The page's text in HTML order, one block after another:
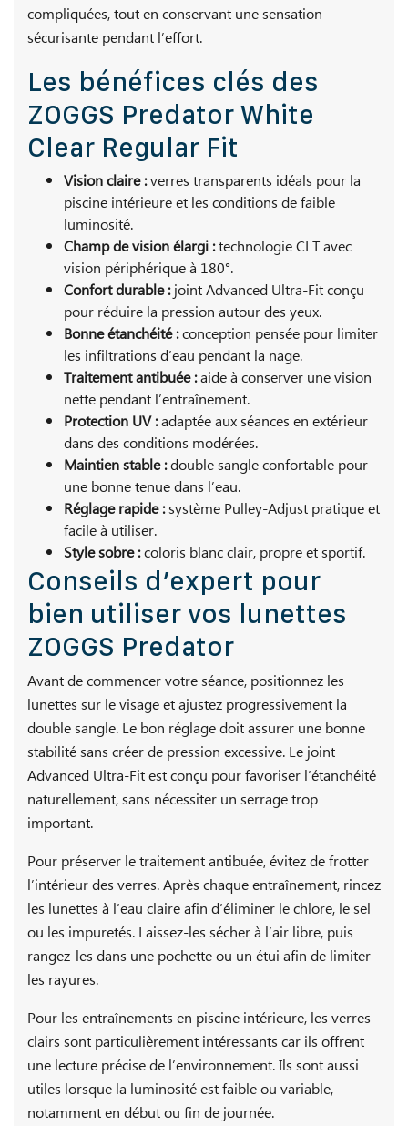
compliquées, tout en conservant une sensation
sécurisante pendant l’effort.
Les bénéfices clés des
ZOGGS Predator White
Clear Regular Fit
Vision claire :verres transparents idéals pour la
piscine intérieure et les conditions de faible
luminosité.
Champ de vision élargi :technologie CLT avec
vision périphérique à 180°.
Confort durable :joint Advanced Ultra-Fit conçu
pour réduire la pression autour des yeux.
Bonne étanchéité :conception pensée pour limiter
les infiltrations d’eau pendant la nage.
Traitement antibuée :aide à conserver une vision
nette pendant l’entraînement.
Protection UV :adaptée aux séances en extérieur
dans des conditions modérées.
Maintien stable :double sangle confortable pour
une bonne tenue dans l’eau.
Réglage rapide :système Pulley-Adjust pratique et
facile à utiliser.
Style sobre :coloris blanc clair, propre et sportif.
Conseils d’expert pour
bien utiliser vos lunettes
ZOGGS Predator
Avant de commencer votre séance, positionnez les
lunettes sur le visage et ajustez progressivement la
double sangle. Le bon réglage doit assurer une bonne
stabilité sans créer de pression excessive. Le joint
Advanced Ultra-Fit est conçu pour favoriser l’étanchéité
naturellement, sans nécessiter un serrage trop
important.
Pour préserver le traitement antibuée, évitez de frotter
l’intérieur des verres. Après chaque entraînement, rincez
les lunettes à l’eau claire afin d’éliminer le chlore, le sel
ou les impuretés. Laissez-les sécher à l’air libre, puis
rangez-les dans une pochette ou un étui afin de limiter
les rayures.
Pour les entraînements en piscine intérieure, les verres
clairs sont particulièrement intéressants car ils offrent
une lecture précise de l’environnement. Ils sont aussi
utiles lorsque la luminosité est faible ou variable,
notamment en début ou fin de journée.